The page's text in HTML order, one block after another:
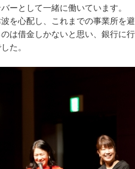
ーとして一緒に働いています。
心配し、これまでの事業所を避
は借金しかないと思い、銀行に
た。